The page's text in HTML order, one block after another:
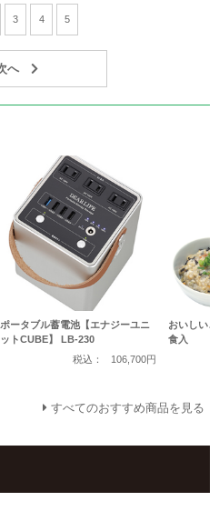
3 4 5
ポータブル蓄電池【エナジーユニ
ットCUBE】 LB-230
税込：
106,700円
おいしい
食入
すべてのおすすめ商品を見る